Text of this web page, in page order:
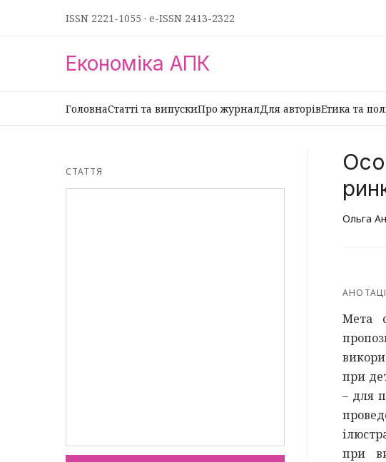
ISSN 2221-1055 · e-ISSN 2413-2322
Економіка АПК
ГоловнаСтатті та випускиПро журналДля авторівЕтика та
СТАТТЯ
Ольга
Мета
при
– для
при